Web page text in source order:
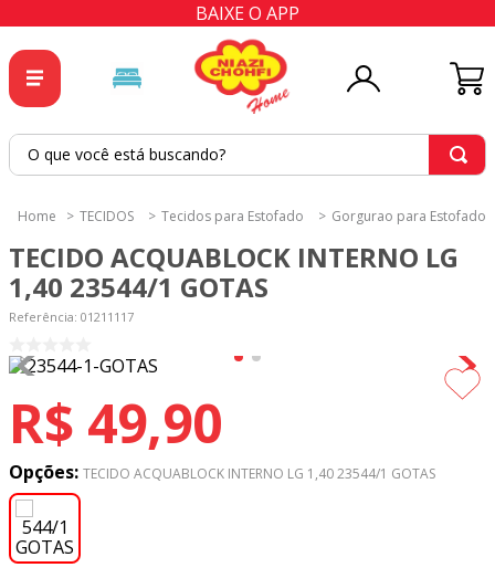
BAIXE O APP
O que você está buscando?
TECIDOS Tecidos para Estofado Gorgurao para Estofado
TECIDO ACQUABLOCK INTERNO LG
1,40 23544/1 GOTAS
Referência: 01211117
R$ 49,90
Opções: TECIDO ACQUABLOCK INTERNO LG 1,40 23544/1 GOTAS
2º
tapete
cortina
6º
tecido tricoline
7º
percal
8
tricoline digital
9º
tecido oxford